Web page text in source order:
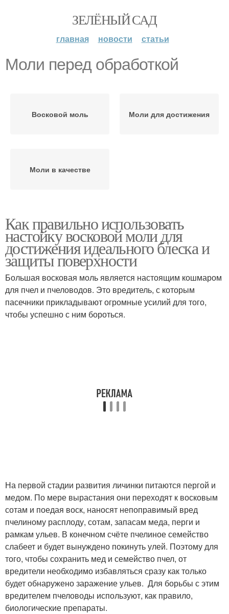
ЗЕЛЁНЫЙ САД
главная новости статьи
Моли перед обработкой
Восковой моль Моли для достижения
Моли в качестве
Как правильно использовать
настойку восковой моли для
достижения идеального блеска и
защиты поверхности
Большая восковая моль является настоящим кошмаром
для пчел и пчеловодов. Это вредитель, с которым
пасечники прикладывают огромные усилий для того,
чтобы успешно с ним бороться.
На первой стадии развития личинки питаются пергой и
медом. По мере вырастания они переходят к восковым
сотам и поедая воск, наносят непоправимый вред
пчелиному расплоду, сотам, запасам меда, перги и
рамкам ульев. В конечном счёте пчелиное семейство
слабеет и будет вынуждено покинуть улей. Поэтому для
того, чтобы сохранить мед и семейство пчел, от
вредители необходимо избавляться сразу как только
будет обнаружено заражение ульев. Для борьбы с этим
вредителем пчеловоды используют, как правило,
биологические препараты.